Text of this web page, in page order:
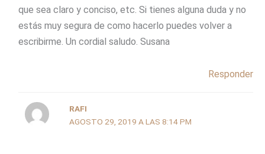
que sea claro y conciso, etc. Si tienes alguna duda y no
estás muy segura de como hacerlo puedes volver a
escribirme. Un cordial saludo. Susana
Responder
RAFI
AGOSTO 29, 2019 A LAS 8:14 PM